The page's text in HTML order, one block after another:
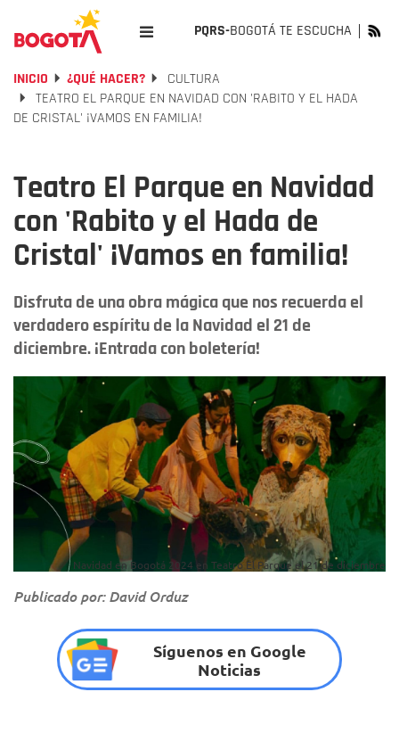
PQRS-BOGOTÁ TE ESCUCHA
INICIO ¿QUÉ HACER?
CULTURA
TEATRO EL PARQUE EN NAVIDAD CON 'RABITO Y EL HADA
DE CRISTAL' ¡VAMOS EN FAMILIA!
Teatro El Parque en Navidad
con 'Rabito y el Hada de
Cristal' ¡Vamos en familia!
Disfruta de una obra mágica que nos recuerda el
verdadero espíritu de la Navidad el 21 de
diciembre. ¡Entrada con boletería!
Navidad en Bogotá 2024 en Teatro El Parque el 21 de diciembre
Publicado por: David Orduz
Síguenos en Google
Noticias